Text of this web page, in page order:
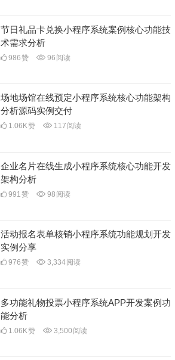
节日礼品卡兑换小程序系统案例核心功能技
术需求分析
986赞 96 阅读
场地场馆在线预定小程序系统核心功能架构
分析源码实例交付
1.06K赞 117 阅读
企业名片在线生成小程序系统核心功能开发
架构分析
991赞 98 阅读
活动报名表单核销小程序系统功能规划开发
实例分享
976赞 3,334阅读
多功能礼物投票小程序系统APP开发案例功
能分析
1.06K赞 3,500 阅读